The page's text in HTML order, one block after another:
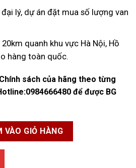
lý, dự án đặt mua số lượng van
quanh khu vực Hà Nội, Hồ
hàng toàn quốc.
sách của hãng theo từng
0984666480 để được BG
lượng
VÀO GIỎ HÀNG